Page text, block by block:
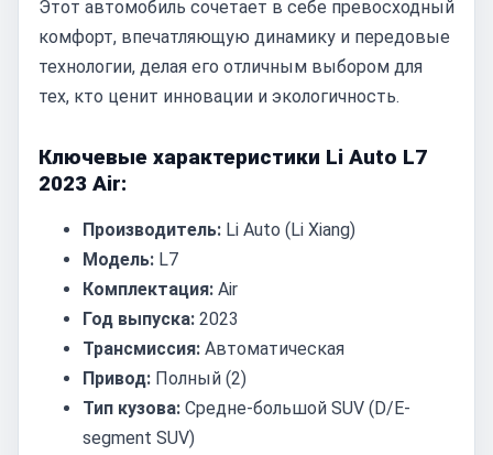
Этот автомобиль сочетает в себе превосходный
комфорт, впечатляющую динамику и передовые
технологии, делая его отличным выбором для
тех, кто ценит инновации и экологичность.
Ключевые характеристики Li Auto L7
2023 Air:
Производитель: Li Auto (Li Xiang)
Модель: L7
Комплектация: Air
Год выпуска: 2023
Трансмиссия: Автоматическая
Привод: Полный (2)
Тип кузова: Средне-большой SUV (D/E-
segment SUV)